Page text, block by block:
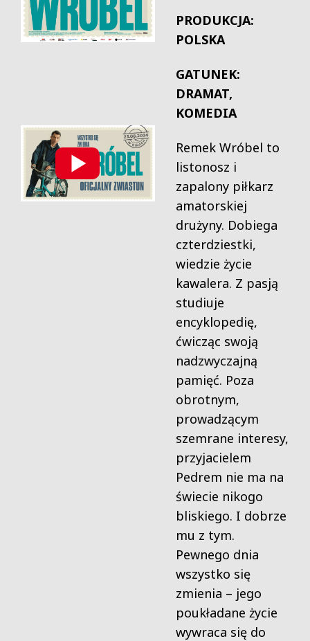
PRODUKCJA:
POLSKA
GATUNEK:
DRAMAT,
KOMEDIA
Remek Wróbel to
listonosz i
zapalony piłkarz
amatorskiej
drużyny. Dobiega
czterdziestki,
wiedzie życie
kawalera. Z pasją
studiuje
encyklopedię,
ćwicząc swoją
nadzwyczajną
pamięć. Poza
obrotnym,
prowadzącym
szemrane interesy,
przyjacielem
Pedrem nie ma na
świecie nikogo
bliskiego. I dobrze
mu z tym.
Pewnego dnia
wszystko się
zmienia – jego
poukładane życie
wywraca się do